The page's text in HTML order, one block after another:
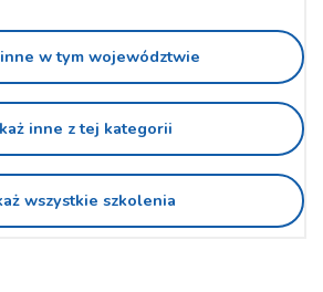
pokaż inne w tym województwie
pokaż inne z tej kategorii
pokaż wszystkie szkolenia